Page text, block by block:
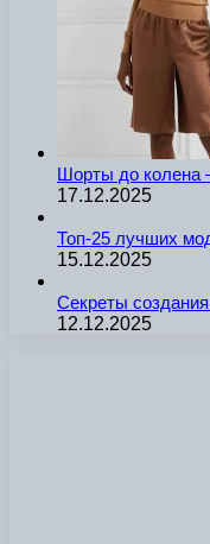
Шорты до колена
17.12.2025
Топ-25 лучших
15.12.2025
Секреты создания
12.12.2025